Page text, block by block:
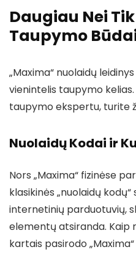
Daugiau Nei
Taupymo
„Maxima“ nuolaidų
vienintelis taupymo
taupymo ekspertu, turite
Nuolaidų Kodai ir
Nors „Maxima“ fizinėse
klasikinės „nuolaidų
internetinių parduotuvių,
elementų atsiranda. Kaip
kartais pasirodo